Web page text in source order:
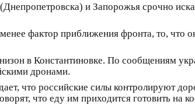
и Запорожья срочно
фактор приближения фронта, то, что
в Константиновке. По сообщениям
дронами.
что российские силы контролируют
что еду им приходится готовить на